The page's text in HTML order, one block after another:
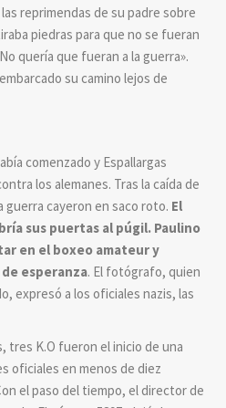
reprimendas de su padre sobre
piedras para que no se fueran
quería que fueran a la guerra».
su camino lejos de
comenzado y Espallargas
los alemanes. Tras la caída de
guerra cayeron en saco roto. El
sus puertas al púgil. Paulino
en el boxeo amateur y
esperanza. El fotógrafo, quien
expresó a los oficiales nazis, las
tres K.O fueron el inicio de una
oficiales en menos de diez
el paso del tiempo, el director de